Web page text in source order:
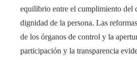
equilibrio entre el cumplimiento del
dignidad de la persona. Las
de los órganos de control y la
participación y la transparencia